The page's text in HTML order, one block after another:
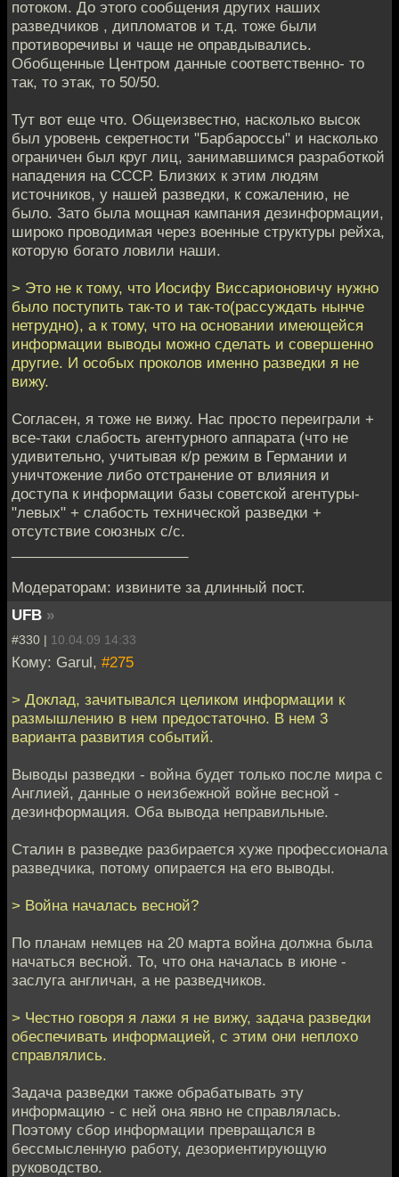
потоком. До этого сообщения других наших
разведчиков , дипломатов и т.д. тоже были
противоречивы и чаще не оправдывались.
Обобщенные Центром данные соответственно- то
так, то этак, то 50/50.
Тут вот еще что. Общеизвестно, насколько высок
был уровень секретности "Барбароссы" и насколько
ограничен был круг лиц, занимавшимся разработкой
нападения на СССР. Близких к этим людям
источников, у нашей разведки, к сожалению, не
было. Зато была мощная кампания дезинформации,
широко проводимая через военные структуры рейха,
которую богато ловили наши.
> Это не к тому, что Иосифу Виссарионовичу нужно
было поступить так-то и так-то(рассуждать нынче
нетрудно), а к тому, что на основании имеющейся
информации выводы можно сделать и совершенно
другие. И особых проколов именно разведки я не
вижу.
Согласен, я тоже не вижу. Нас просто переиграли +
все-таки слабость агентурного аппарата (что не
удивительно, учитывая к/р режим в Германии и
уничтожение либо отстранение от влияния и
доступа к информации базы советской агентуры-
"левых" + слабость технической разведки +
отсутствие союзных с/с.
Модераторам: извините за длинный пост.
UFB »
#330 | 10.04.09 14:33
Кому: Garul, #275
> Доклад, зачитывался целиком информации к
размышлению в нем предостаточно. В нем 3
варианта развития событий.
Выводы разведки - война будет только после мира с
Англией, данные о неизбежной войне весной -
дезинформация. Оба вывода неправильные.
Сталин в разведке разбирается хуже профессионала
разведчика, потому опирается на его выводы.
> Война началась весной?
По планам немцев на 20 марта война должна была
начаться весной. То, что она началась в июне -
заслуга англичан, а не разведчиков.
> Честно говоря я лажи я не вижу, задача разведки
обеспечивать информацией, с этим они неплохо
справлялись.
Задача разведки также обрабатывать эту
информацию - с ней она явно не справлялась.
Поэтому сбор информации превращался в
бессмысленную работу, дезориентирующую
руководство.